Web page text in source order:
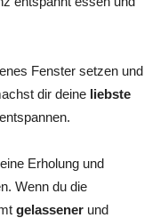
Fenster setzen und
dir deine liebste
Erholung und
Wenn du die
gelassener und